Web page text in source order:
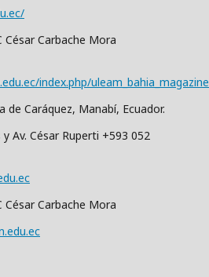
Carbache Mora
index.php/
de Caráquez, Manabí, Ecuador.
Av. César Ruperti +593 052
Carbache Mora